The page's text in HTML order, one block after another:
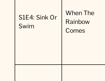
S1E4: Sink Or
Swim
When The
Rainbow
Comes